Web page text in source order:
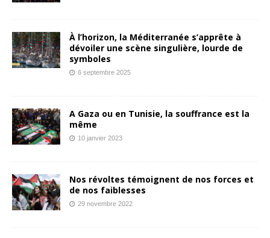
À l’horizon, la Méditerranée s’apprête à
dévoiler une scène singulière, lourde de
symboles
6 septembre 2025
A Gaza ou en Tunisie, la souffrance est la
même
10 janvier 2023
Nos révoltes témoignent de nos forces et
de nos faiblesses
29 novembre 2022